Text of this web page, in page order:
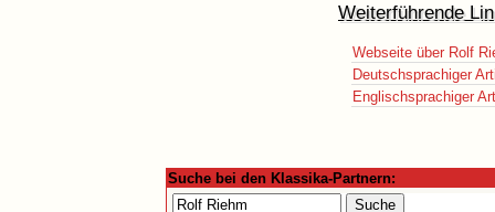
Weiterführende
Webseite über Rolf
Deutschsprachiger
Englischsprachiger
Suche bei den Klassika-Partnern: